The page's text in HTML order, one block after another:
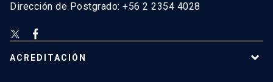
Dirección de Postgrado: +56 2 2354 4028
ACREDITACIÓN